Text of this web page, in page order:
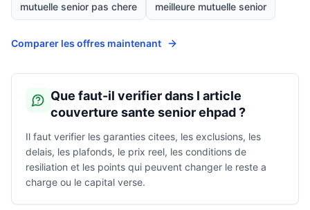
mutuelle senior pas chere meilleure mutuelle senior
Comparer les offres maintenant
Que faut-il verifier dans l article
couverture sante senior ehpad ?
Il faut verifier les garanties citees, les exclusions, les
delais, les plafonds, le prix reel, les conditions de
resiliation et les points qui peuvent changer le reste a
charge ou le capital verse.